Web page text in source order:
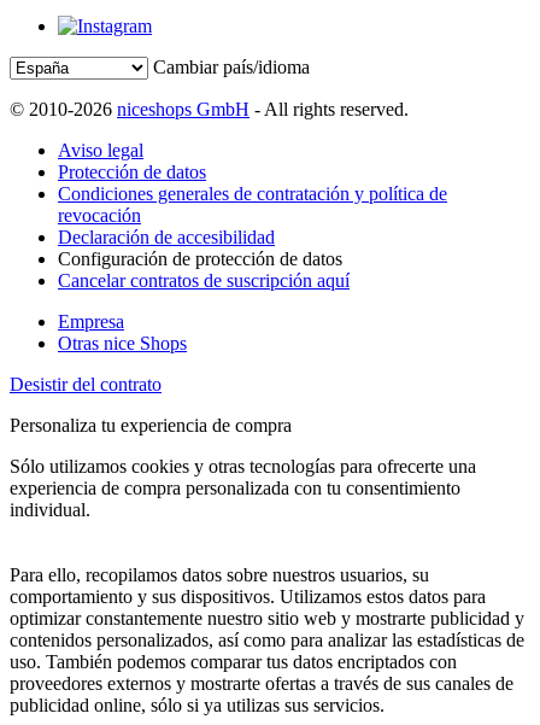
Cambiar país/idioma
© 2010-2026 niceshops GmbH - All rights reserved.
Aviso legal
Protección de datos
Condiciones generales de contratación y política de
revocación
Declaración de accesibilidad
Configuración de protección de datos
Cancelar contratos de suscripción aquí
Empresa
Otras nice Shops
Desistir del contrato
Personaliza tu experiencia de compra
Sólo utilizamos cookies y otras tecnologías para ofrecerte una
experiencia de compra personalizada con tu consentimiento
individual.
Para ello, recopilamos datos sobre nuestros usuarios, su
comportamiento y sus dispositivos. Utilizamos estos datos para
optimizar constantemente nuestro sitio web y mostrarte publicidad y
contenidos personalizados, así como para analizar las estadísticas de
uso. También podemos comparar tus datos encriptados con
proveedores externos y mostrarte ofertas a través de sus canales de
publicidad online, sólo si ya utilizas sus servicios.